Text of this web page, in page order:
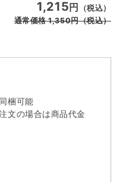
1,215円
（税込）
通常価格1,350円（税込）
梱可能
文の場合は商品代金